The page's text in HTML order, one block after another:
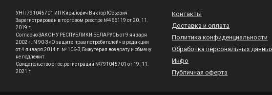
УНП 791045701 ИП Кирилович Виктор Юрьевич
Зарегистрирован в торговом реестре №466119 от 20. 11.
2019 г.
Согласно ЗАКОНУ РЕСПУБЛИКИ БЕЛАРУСЬ от 9 января
2002 г. N 90-З «О защите прав потребителей» в редакции
от 4 января 2014 г. № 106-З, Бижутерия возврату и обмену
не подлежит.
Свидетельство о гос.регистрации №791045701 от 19. 11.
2021 г
Контакты
Доставка и оплата
Политика конфиденциальности
Обработка персональных
Инфо
Публичная оферта